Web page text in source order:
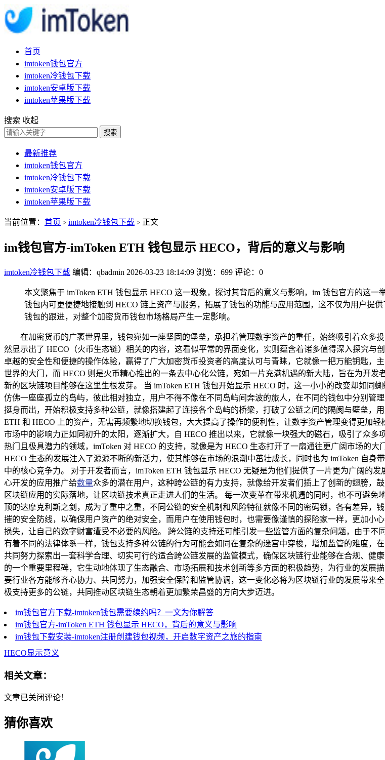
首页
imtoken钱包官方
imtoken冷钱包下载
imtoken安卓版下载
imtoken苹果版下载
搜索 收起
搜索
最新推荐
imtoken钱包官方
imtoken冷钱包下载
imtoken安卓版下载
imtoken苹果版下载
当前位置： 首页 > imtoken冷钱包下载 > 正文
im钱包官方-imToken ETH 钱包显示 HECO，背后的意义与影响
imtoken冷钱包下载 编辑：qbadmin 2026-03-23 18:14:09 浏览：699 评论：0
本文聚焦于 imToken ETH 钱包显示 HECO 这一现象，探讨其背后的意义与影响，im 钱包官方的这
钱包内可更便捷地接触到 HECO 链上资产与服务，拓展了钱包的功能与应用范围，这不仅为用户提
钱包的跟进，对整个加密货币钱包市场格局产生一定影响。
在加密货币的广袤世界里，钱包宛如一座坚固的堡垒，承担着管理数字资产的重任，始终吸引着众多
然显示出了 HECO（火币生态链）相关的内容，这看似平常的界面变化，实则蕴含着诸多值得深入探究与
卓越的安全性和便捷的操作体验，赢得了广大加密货币投资者的高度认可与青睐，它就像一把万能钥匙，
世界的大门，而 HECO 则是火币精心推出的一条去中心化公链，宛如一片充满机遇的新大陆，旨在为开
新的区块链项目能够在这里生根发芽。 当 imToken ETH 钱包开始显示 HECO 时，这一小小的改变却如同
仿佛一座座孤立的岛屿，彼此相对独立，用户不得不像在不同岛屿间奔波的旅人，在不同的钱包中分别管
挺身而出，开始积极支持多种公链，就像搭建起了连接各个岛屿的桥梁，打破了公链之间的隔阂与壁垒，
ETH 和 HECO 上的资产，无需再频繁地切换钱包，大大提高了操作的便利性，让数字资产管理变得更加
市场中的影响力正如同初升的太阳，逐渐扩大，自 HECO 推出以来，它就像一块强大的磁石，吸引了众
热门且极具潜力的领域，imToken 对 HECO 的支持，就像是为 HECO 生态打开了一扇通往更广阔市场的
HECO 生态的发展注入了源源不断的新活力，使其能够在市场的浪潮中茁壮成长，同时也为 imToken 自
中的核心竞争力。 对于开发者而言，imToken ETH 钱包显示 HECO 无疑是为他们提供了一片更为广阔的
心开发的应用推广给数量众多的潜在用户，这种跨公链的有力支持，就像给开发者们插上了创新的翅膀，
区块链应用的实际落地，让区块链技术真正走进人们的生活。 每一次变革在带来机遇的同时，也不可避
顶的达摩克利斯之剑，成为了重中之重，不同公链的安全机制和风险特征就像不同的密码锁，各有差异
摧的安全防线，以确保用户资产的绝对安全，而用户在使用钱包时，也需要像谨慎的探险家一样，更加小
损失，让自己的数字财富遭受不必要的风险。 跨公链的支持还可能引发一些监管方面的复杂问题，由于
有着不同的法律体系一样，钱包支持多种公链的行为可能会如同在复杂的迷宫中穿梭，增加监管的难度，
共同努力探索出一套科学合理、切实可行的适合跨公链发展的监管模式，确保区块链行业能够在合规、健
的一个重要里程碑，它生动地体现了生态融合、市场拓展和技术创新等多方面的积极趋势，为行业的发展
要行业各方能够齐心协力、共同努力，加强安全保障和监管协调，这一变化必将为区块链行业的发展带来
极支持更多的公链，共同推动区块链生态朝着更加繁荣昌盛的方向大步迈进。
im钱包官方下载-imtoken钱包需要续约吗？一文为你解答
im钱包官方-imToken ETH 钱包显示 HECO，背后的意义与影响
im钱包下载安装-imtoken注册创建钱包视频，开启数字资产之旅的指南
HECO显示意义
相关文章：
文章已关闭评论！
猜你喜欢